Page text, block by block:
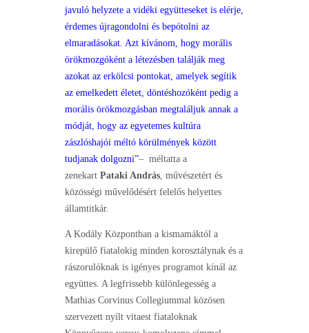
javuló helyzete a vidéki együtteseket is elérje,
érdemes újragondolni és bepótolni az
elmaradásokat. Azt kívánom, hogy morális
örökmozgóként a létezésben találják meg
azokat az erkölcsi pontokat, amelyek segítik
az emelkedett életet, döntéshozóként pedig a
morális örökmozgásban megtaláljuk annak a
módját, hogy az egyetemes kultúra
zászlóshajói méltó körülmények között
tudjanak dolgozni”– méltatta a
zenekart Pataki András, művészetért és
közösségi művelődésért felelős helyettes
államtitkár.
A Kodály Központban a kismamáktól a
kirepülő fiatalokig minden korosztálynak és a
rászorulóknak is igényes programot kínál az
együttes. A legfrissebb különlegesség a
Mathias Corvinus Collegiummal közösen
szervezett nyílt vitaest fiataloknak